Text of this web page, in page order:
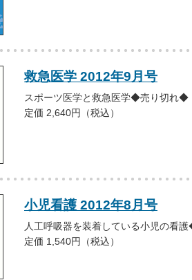
救急医学 2012年9月号
スポーツ医学と救急医学◆売り切れ◆
定価 2,640円（税込）
小児看護 2012年8月号
人工呼吸器を装着している小児の看
定価 1,540円（税込）